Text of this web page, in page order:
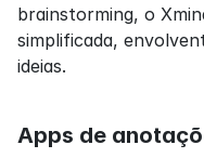
brainstorming, o
simplificada,
ideias.
Apps de